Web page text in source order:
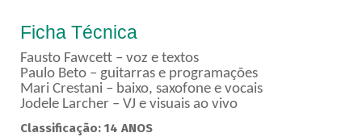
Ficha Técnica
Fausto Fawcett – voz e textos
Paulo Beto – guitarras e programações
Mari Crestani – baixo, saxofone e vocais
Jodele Larcher – VJ e visuais ao vivo
Classificação: 14 ANOS